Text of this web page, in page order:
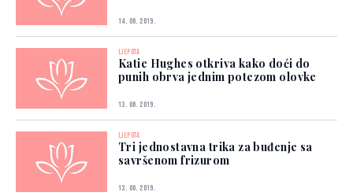
14. 06. 2019.
LJEPOTA
Katie Hughes otkriva kako doći do
punih obrva jednim potezom olovke
13. 06. 2019.
LJEPOTA
Tri jednostavna trika za buđenje sa
savršenom frizurom
13. 06. 2019.